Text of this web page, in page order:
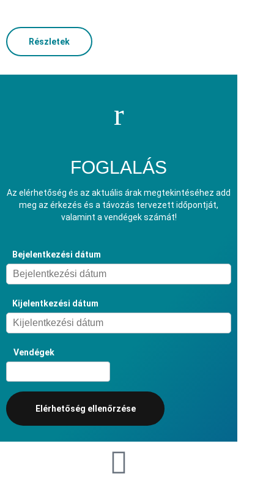
Részletek
FOGLALÁS
Az elérhetőség és az aktuális árak megtekintéséhez add
meg az érkezés és a távozás tervezett időpontját,
valamint a vendégek számát!
Bejelentkezési dátum
Kijelentkezési dátum
Vendégek